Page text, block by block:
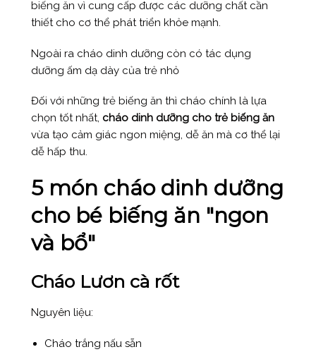
biếng ăn vì cung cấp được các dưỡng chất cần
thiết cho cơ thể phát triển khỏe mạnh.
Ngoài ra cháo dinh dưỡng còn có tác dụng
dưỡng ấm dạ dày của trẻ nhỏ
Đối với những trẻ biếng ăn thì cháo chính là lựa
chọn tốt nhất, cháo dinh dưỡng cho trẻ biếng ăn
vừa tạo cảm giác ngon miệng, dễ ăn mà cơ thể lại
dễ hấp thu.
5 món cháo dinh dưỡng
cho bé biếng ăn "ngon
và bổ"
Cháo Lươn cà rốt
Nguyên liệu:
Cháo trắng nấu sẵn